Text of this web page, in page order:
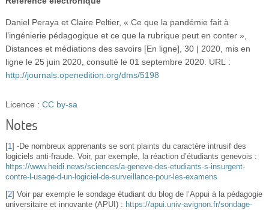
Daniel Peraya et Claire Peltier, « Ce que la pandémie fait à
l’ingénierie pédagogique et ce que la rubrique peut en conter »,
Distances et médiations des savoirs [En ligne], 30 | 2020, mis en
ligne le 25 juin 2020, consulté le 01 septembre 2020. URL :
http://journals.openedition.org/dms/5198
Licence : CC by-sa
Notes
[1 ] -De nombreux apprenants se sont plaints du caractère intrusif des
logiciels anti-fraude. Voir, par exemple, la réaction d’étudiants genevois :
https://www.heidi.news/sciences/a-geneve-des-etudiants-s-insurgent-
contre-l-usage-d-un-logiciel-de-surveillance-pour-les-examens
2] Voir par exemple le sondage étudiant du blog de l’Appui à la pédagogie
universitaire et innovante (APUI) : https://apui.univ-avignon.fr/sondage-